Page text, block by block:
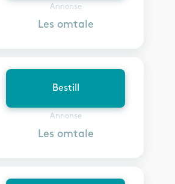
Annonse
Les omtale
Bestill
Annonse
Les omtale